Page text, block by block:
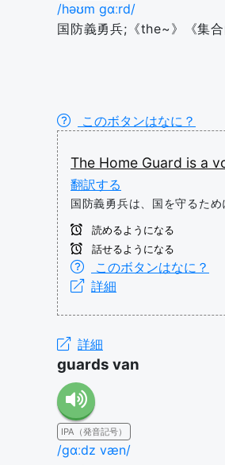
/həʊm ɡɑːrd/
国防義勇兵;《the~》《集
このボタンはなに？
The Home Guard is a
翻訳する
国防義勇兵は、国を守るた
読めるようになる
話せるようになる
このボタンはなに？
詳細
詳細
guards van
IPA（発音記号）
/ɡɑːdz væn/